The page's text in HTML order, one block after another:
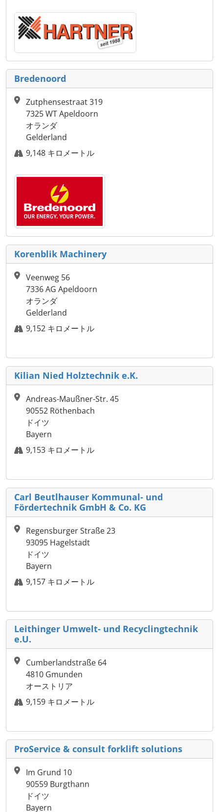
Bredenoord
Zutphensestraat 319
7325 WT Apeldoorn
オランダ
Gelderland
9,148 キロメートル
Korenblik Machinery
Veenweg 56
7336 AG Apeldoorn
オランダ
Gelderland
9,152 キロメートル
Kilian Nied Holztechnik e.K.
Andreas-Maußner-Str. 45
90552 Röthenbach
ドイツ
Bayern
9,153 キロメートル
Carl Beutlhauser Kommunal- und
Fördertechnik GmbH & Co. KG
Regensburger Straße 23
93095 Hagelstadt
ドイツ
Bayern
9,157 キロメートル
Leithinger Umwelt- und Recyclingtechnik
e.U.
Cumberlandstraße 64
4810 Gmunden
オーストリア
9,159 キロメートル
ProService & consult forklift solutions
Im Grund 10
90559 Burgthann
ドイツ
Bayern